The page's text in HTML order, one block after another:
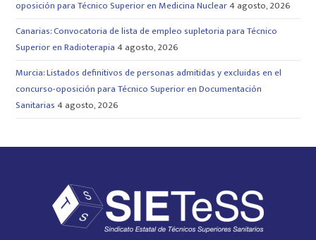
oposición para Técnico Superior en Medicina Nuclear4 agosto, 2026
Canarias: Convocatoria de lista de empleo supletoria para Técnico
Superior en Radioterapia 4 agosto, 2026
Murcia: Listados definitivos de personas admitidas y excluidas en el
concurso-oposición para Técnico Superior en Documentación
Sanitarias 4 agosto, 2026